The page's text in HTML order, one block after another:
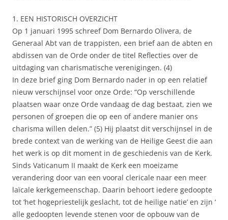
1. EEN HISTORISCH OVERZICHT
Op 1 januari 1995 schreef Dom Bernardo Olivera, de
Generaal Abt van de trappisten, een brief aan de abten en
abdissen van de Orde onder de titel Reflecties over de
uitdaging van charismatische verenigingen. (4)
In deze brief ging Dom Bernardo nader in op een relatief
nieuw verschijnsel voor onze Orde: “Op verschillende
plaatsen waar onze Orde vandaag de dag bestaat, zien we
personen of groepen die op een of andere manier ons
charisma willen delen.” (5) Hij plaatst dit verschijnsel in de
brede context van de werking van de Heilige Geest die aan
het werk is op dit moment in de geschiedenis van de Kerk.
Sinds Vaticanum II maakt de Kerk een moeizame
verandering door van een vooral clericale naar een meer
laïcale kerkgemeenschap. Daarin behoort iedere gedoopte
tot ‘het hogepriestelijk geslacht, tot de heilige natie’ en zijn ‘
alle gedoopten levende stenen voor de opbouw van de